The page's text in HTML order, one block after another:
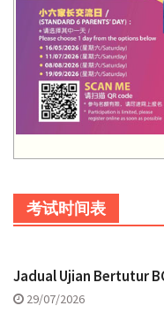
考试时间表
Jadual Ujian Bertutur
29/07/2026